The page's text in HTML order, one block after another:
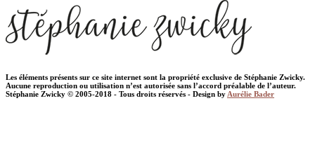
Les éléments présents sur ce site internet sont la propriété exclusive de Stéphanie Zwicky.
Aucune reproduction ou utilisation n’est autorisée sans l’accord préalable de l’auteur.
Stéphanie Zwicky © 2005-2018 - Tous droits réservés - Design by Aurélie Bader